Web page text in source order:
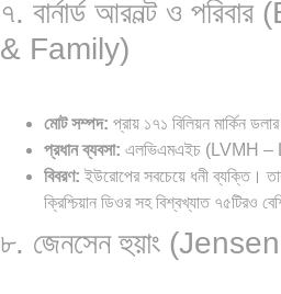
৭. বার্নার্ড আরনল্ট ও
& Family)
মোট সম্পদ: প্রায় ১৭১ বিলিয়ন মার্কিন ডলার
প্রধান ব্যবসা: এলভিএমএইচ (LVMH
বিবরণ: ইউরোপের সবচেয়ে ধনী ব্যক্তি।
ক্রিশ্চিয়ান ডিওর সহ বিশ্বখ্যাত ৭৫টিরও বেশি
৮. জেনসেন হুয়াং